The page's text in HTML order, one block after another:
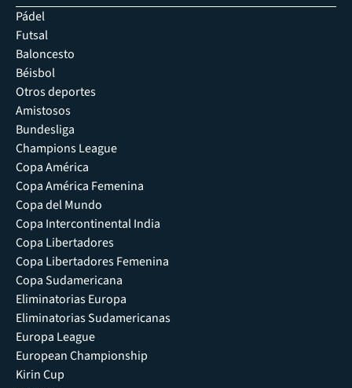
Pádel
Futsal
Baloncesto
Béisbol
Otros deportes
Amistosos
Bundesliga
Champions League
Copa América
Copa América Femenina
Copa del Mundo
Copa Intercontinental India
Copa Libertadores
Copa Libertadores Femenina
Copa Sudamericana
Eliminatorias Europa
Eliminatorias Sudamericanas
Europa League
European Championship
Kirin Cup